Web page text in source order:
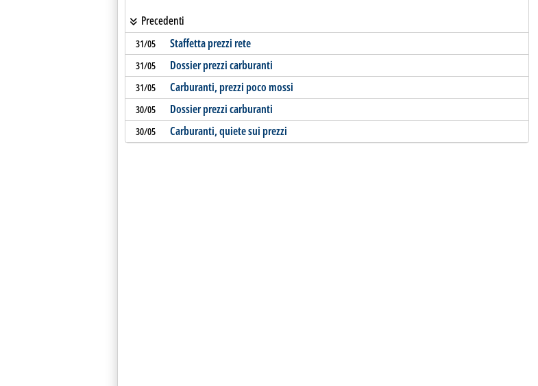
Precedenti
31/05 Staffetta prezzi rete
31/05 Dossier prezzi carburanti
31/05 Carburanti, prezzi poco mossi
30/05 Dossier prezzi carburanti
30/05 Carburanti, quiete sui prezzi